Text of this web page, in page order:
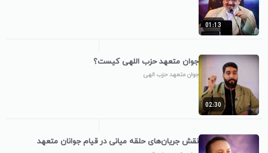
01:13
02:30
جوان متعهد حزب اللهی کیست؟
جوان متعهد حزب الهی
نقش جریان‌های حلقه میانی در قیام جوانان متعهد